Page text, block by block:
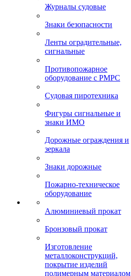
Журналы судовые
Знаки безопасности
Ленты оградительные,
сигнальные
Противопожарное
оборудование с РМРС
Судовая пиротехника
Фигуры сигнальные и
знаки ИМО
Дорожные ограждения и
зеркала
Знаки дорожные
Пожарно-техническое
оборудование
Алюминиевый прокат
Бронзовый прокат
Изготовление
металлоконструкций,
покрытие изделий
полимерным материалом